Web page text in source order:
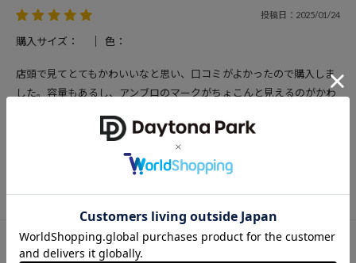
投稿日：2025/01/24
購入サイズ： 色：
店頭で見てとてもかわいいなと思い、口コミがよかったので購入しま
した。容量もあるし、アンブロのマークがちょこんと見えるのがかわ
155cm
投稿日：2025/01/23